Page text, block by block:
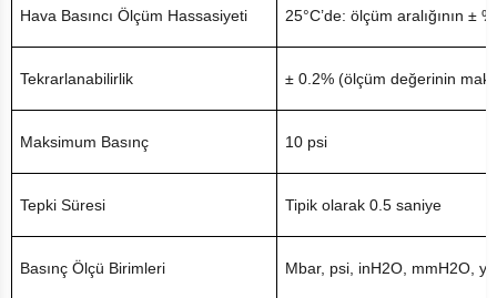
Hava Basıncı Ölçüm Hassasiyeti 25°C’de: ölçüm aralığının ±
Tekrarlanabilirlik ± 0.2% (ölçüm değerinin
Maksimum Basınç 10 psi
Tepki Süresi Tipik olarak 0.5 saniye
Basınç Ölçü Birimleri Mbar, psi, inH2O, mmH2O,